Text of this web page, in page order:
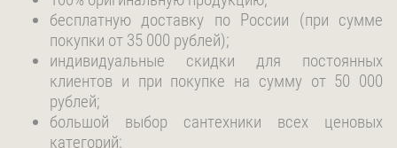
бесплатную доставку по России (при сумме
покупки от 35 000 рублей);
индивидуальные скидки для постоянных
клиентов и при покупке на сумму от 50 000
рублей;
большой выбор сантехники всех ценовых
категорий;